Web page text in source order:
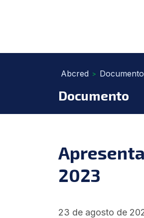
Abcred > Documento
Documento
2023
23 de agosto de